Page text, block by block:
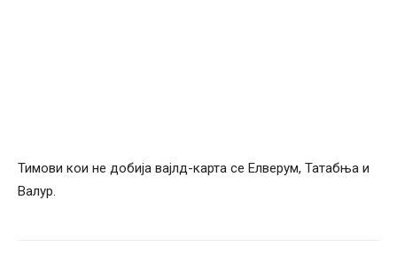
Тимови кои не добија вајлд-карта се Елверум, Татабња и
Валур.